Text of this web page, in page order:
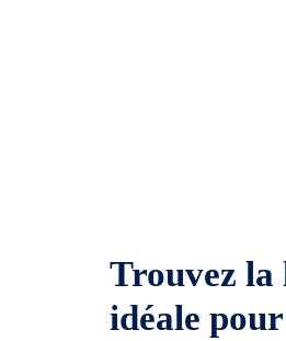
Trouvez la
idéale